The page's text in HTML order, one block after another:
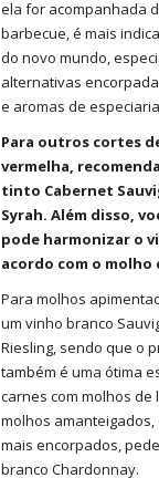
ela for acompanhada
barbecue, é mais
do novo mundo,
alternativas
e aromas de
Para outros cortes
vermelha,
tinto Cabernet
Syrah. Além disso,
pode harmonizar o
acordo com o molho
Para molhos
um vinho branco
Riesling, sendo que o
também é uma ótima
carnes com molhos de
molhos amanteigados,
mais encorpados,
branco Chardonnay.